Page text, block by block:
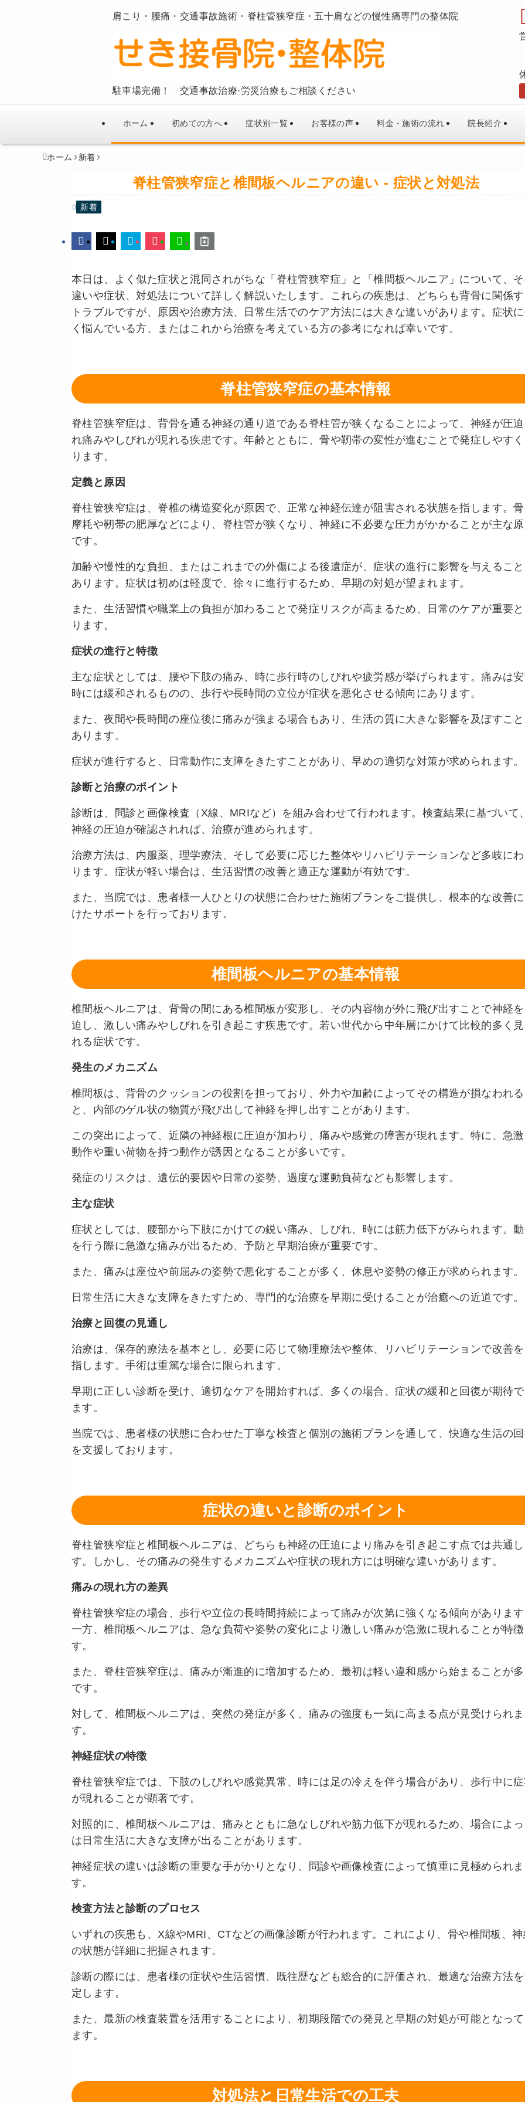
肩こり・腰痛・交通事故施術・脊柱管狭窄症・五十肩などの慢性痛専門の整体院
駐車場完備！ 交通事故治療·労災治療もご相談ください
ホーム 初めての方へ 症状別一覧 お客様の声 料金・施術の流れ 院長紹介
ホーム 新着
脊柱管狭窄症と椎間板ヘルニアの違い - 症状と対処法
新着
本日は、よく似た症状と混同されがちな「脊柱管狭窄症」と「椎間板ヘルニア」について、
違いや症状、対処法について詳しく解説いたします。これらの疾患は、どちらも背骨に関係
トラブルですが、原因や治療方法、日常生活でのケア方法には大きな違いがあります。症状
く悩んでいる方、またはこれから治療を考えている方の参考になれば幸いです。
脊柱管狭窄症の基本情報
脊柱管狭窄症は、背骨を通る神経の通り道である脊柱管が狭くなることによって、神経が圧
れ痛みやしびれが現れる疾患です。年齢とともに、骨や靭帯の変性が進むことで発症しやす
ります。
定義と原因
脊柱管狭窄症は、脊椎の構造変化が原因で、正常な神経伝達が阻害される状態を指します。
摩耗や靭帯の肥厚などにより、脊柱管が狭くなり、神経に不必要な圧力がかかることが主な
です。
加齢や慢性的な負担、またはこれまでの外傷による後遺症が、症状の進行に影響を与えるこ
あります。症状は初めは軽度で、徐々に進行するため、早期の対処が望まれます。
また、生活習慣や職業上の負担が加わることで発症リスクが高まるため、日常のケアが重要
ります。
症状の進行と特徴
主な症状としては、腰や下肢の痛み、時に歩行時のしびれや疲労感が挙げられます。痛みは
時には緩和されるものの、歩行や長時間の立位が症状を悪化させる傾向にあります。
また、夜間や長時間の座位後に痛みが強まる場合もあり、生活の質に大きな影響を及ぼすこ
あります。
症状が進行すると、日常動作に支障をきたすことがあり、早めの適切な対策が求められます。
診断と治療のポイント
診断は、問診と画像検査（X線、MRIなど）を組み合わせて行われます。検査結果に基づいて
神経の圧迫が確認されれば、治療が進められます。
治療方法は、内服薬、理学療法、そして必要に応じた整体やリハビリテーションなど多岐に
ります。症状が軽い場合は、生活習慣の改善と適正な運動が有効です。
また、当院では、患者様一人ひとりの状態に合わせた施術プランをご提供し、根本的な改善
けたサポートを行っております。
椎間板ヘルニアの基本情報
椎間板ヘルニアは、背骨の間にある椎間板が変形し、その内容物が外に飛び出すことで神経
迫し、激しい痛みやしびれを引き起こす疾患です。若い世代から中年層にかけて比較的多く
れる症状です。
発生のメカニズム
椎間板は、背骨のクッションの役割を担っており、外力や加齢によってその構造が損なわれる
と、内部のゲル状の物質が飛び出して神経を押し出すことがあります。
この突出によって、近隣の神経根に圧迫が加わり、痛みや感覚の障害が現れます。特に、急
動作や重い荷物を持つ動作が誘因となることが多いです。
発症のリスクは、遺伝的要因や日常の姿勢、過度な運動負荷なども影響します。
主な症状
症状としては、腰部から下肢にかけての鋭い痛み、しびれ、時には筋力低下がみられます。
を行う際に急激な痛みが出るため、予防と早期治療が重要です。
また、痛みは座位や前屈みの姿勢で悪化することが多く、休息や姿勢の修正が求められます。
日常生活に大きな支障をきたすため、専門的な治療を早期に受けることが治癒への近道です。
治療と回復の見通し
治療は、保存的療法を基本とし、必要に応じて物理療法や整体、リハビリテーションで改善
指します。手術は重篤な場合に限られます。
早期に正しい診断を受け、適切なケアを開始すれば、多くの場合、症状の緩和と回復が期待
ます。
当院では、患者様の状態に合わせた丁寧な検査と個別の施術プランを通して、快適な生活の
を支援しております。
症状の違いと診断のポイント
脊柱管狭窄症と椎間板ヘルニアは、どちらも神経の圧迫により痛みを引き起こす点では共通
す。しかし、その痛みの発生するメカニズムや症状の現れ方には明確な違いがあります。
痛みの現れ方の差異
脊柱管狭窄症の場合、歩行や立位の長時間持続によって痛みが次第に強くなる傾向がありま
一方、椎間板ヘルニアは、急な負荷や姿勢の変化により激しい痛みが急激に現れることが特
す。
また、脊柱管狭窄症は、痛みが漸進的に増加するため、最初は軽い違和感から始まることが
です。
対して、椎間板ヘルニアは、突然の発症が多く、痛みの強度も一気に高まる点が見受けられま
す。
神経症状の特徴
脊柱管狭窄症では、下肢のしびれや感覚異常、時には足の冷えを伴う場合があり、歩行中に
が現れることが顕著です。
対照的に、椎間板ヘルニアは、痛みとともに急なしびれや筋力低下が現れるため、場合によ
は日常生活に大きな支障が出ることがあります。
神経症状の違いは診断の重要な手がかりとなり、問診や画像検査によって慎重に見極められま
す。
検査方法と診断のプロセス
いずれの疾患も、X線やMRI、CTなどの画像診断が行われます。これにより、骨や椎間板、
の状態が詳細に把握されます。
診断の際には、患者様の症状や生活習慣、既往歴なども総合的に評価され、最適な治療方法
定します。
また、最新の検査装置を活用することにより、初期段階での発見と早期の対処が可能となっ
ます。
対処法と日常生活での工夫